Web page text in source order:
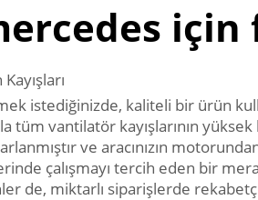
için
istediğinizde, kaliteli bir ürün
tüm vantilatör kayışlarının
ve aracınızın
çalışmayı tercih eden bir
de, miktarlı siparişlerde